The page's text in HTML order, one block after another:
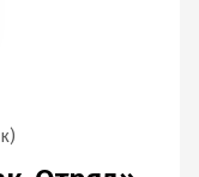
)